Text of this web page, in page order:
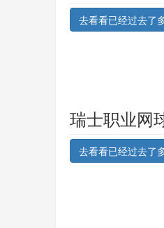
去看看已经过去了
瑞士职业网
去看看已经过去了